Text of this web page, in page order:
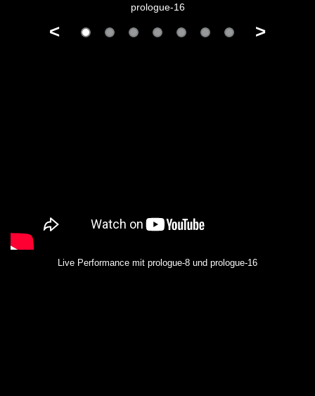
prologue-16
< >
Live Performance mit prologue-8 und prologue-16